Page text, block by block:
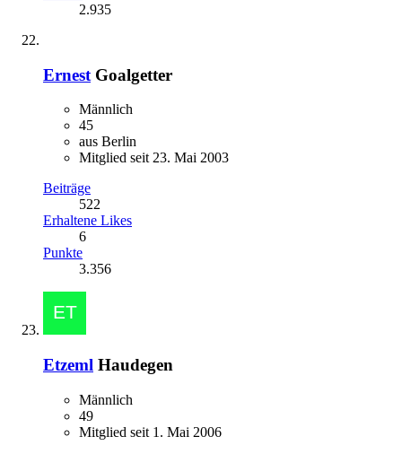
2.935
Ernest Goalgetter
Männlich
45
aus Berlin
Mitglied seit 23. Mai 2003
Beiträge
522
Erhaltene Likes
6
Punkte
3.356
Etzeml Haudegen
Männlich
49
Mitglied seit 1. Mai 2006